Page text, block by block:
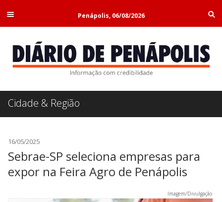
Penápolis, 06/08/2026
Cidade & Região
16/05/2025
Sebrae-SP seleciona empresas para
expor na Feira Agro de Penápolis
Imagem/Divulgação